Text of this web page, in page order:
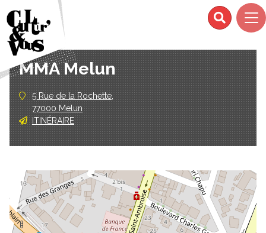
MMA Melun
5 Rue de la Rochette,
77000 Melun
ITINÉRAIRE